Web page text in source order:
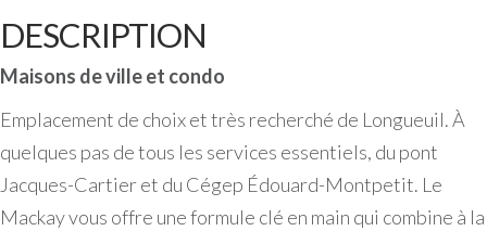
DESCRIPTION
Maisons de ville et condo
Emplacement de choix et très recherché de Longueuil. À
quelques pas de tous les services essentiels, du pont
Jacques-Cartier et du Cégep Édouard-Montpetit. Le
Mackay vous offre une formule clé en main qui combine à la